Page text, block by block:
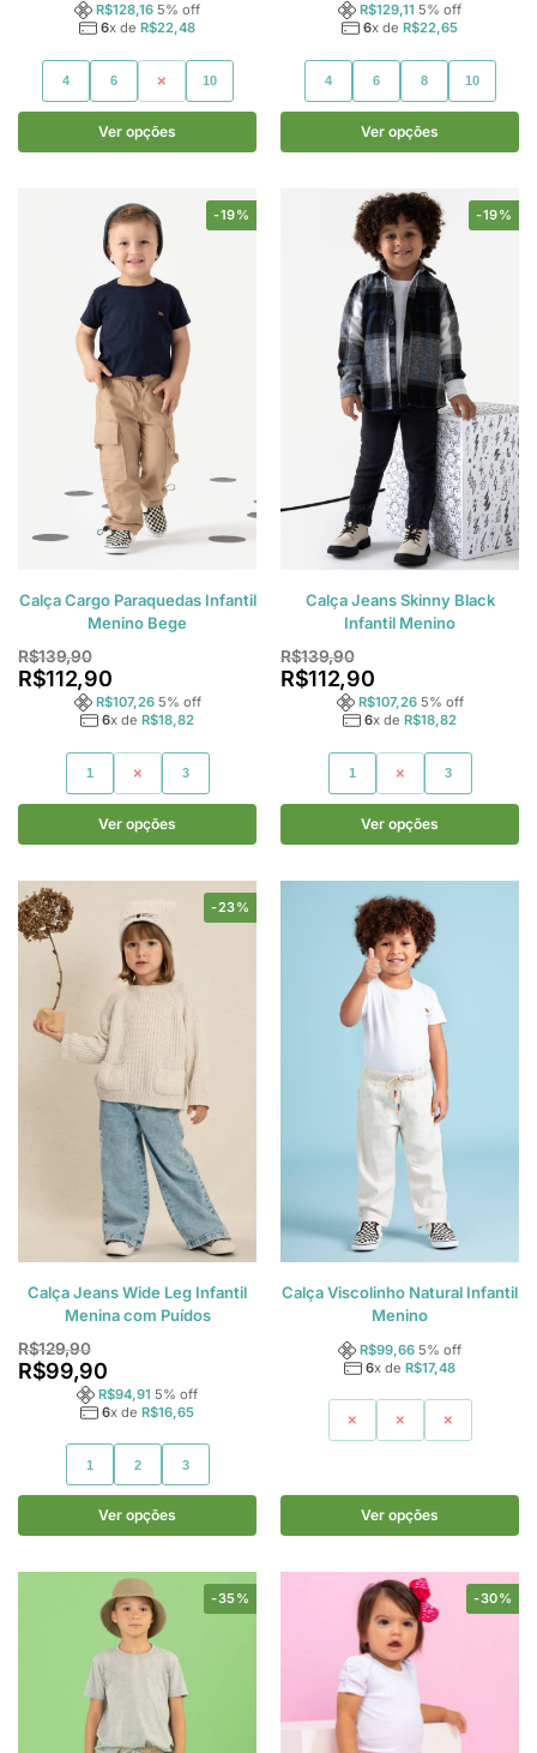
R$128,16 5% off
6x de R$22,48
4 6 8 10
Ver opções
R$129,11 5% off
6x de R$22,65
4 6 8 10
Ver opções
-19%
Calça Cargo Paraquedas Infantil
Menino Bege
R$139,90
R$112,90
R$107,26 5% off
6x de R$18,82
1 2 3
Ver opções
-19%
Calça Jeans Skinny Black
Infantil Menino
R$139,90
R$112,90
R$107,26 5% off
6x de R$18,82
1 2 3
Ver opções
-23%
Calça Jeans Wide Leg Infantil
Menina com Puídos
R$129,90
R$99,90
R$94,91 5% off
6x de R$16,65
1 2 3
Ver opções
Calça Viscolinho Natural Infantil
Menino
R$99,66 5% off
6x de R$17,48
1 2 3
Ver opções
-35% -30%